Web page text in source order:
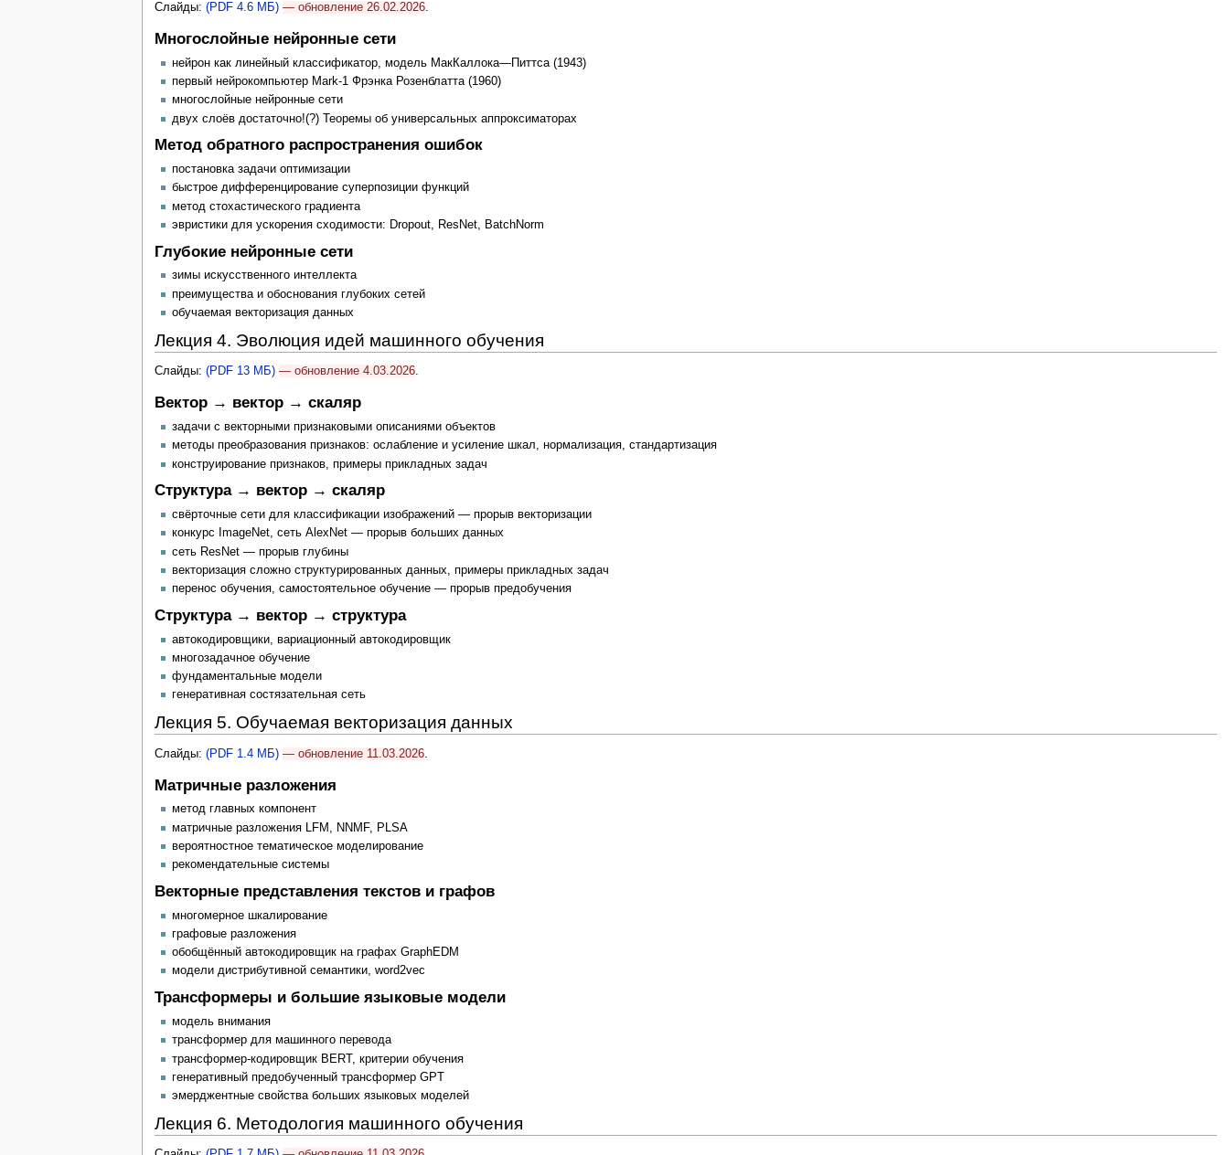
Слайды: (PDF 4.6 МБ) — обновление 26.02.2026.
Многослойные нейронные сети
нейрон как линейный классификатор, модель МакКаллока—Питтса (1943)
первый нейрокомпьютер Mark-1 Фрэнка Розенблатта (1960)
многослойные нейронные сети
двух слоёв достаточно!(?) Теоремы об универсальных аппроксиматорах
Метод обратного распространения ошибок
постановка задачи оптимизации
быстрое дифференцирование суперпозиции функций
метод стохастического градиента
эвристики для ускорения сходимости: Dropout, ResNet, BatchNorm
Глубокие нейронные сети
зимы искусственного интеллекта
преимущества и обоснования глубоких сетей
обучаемая векторизация данных
Лекция 4. Эволюция идей машинного обучения
Слайды: (PDF 13 МБ) — обновление 4.03.2026.
Вектор → вектор → скаляр
задачи с векторными признаковыми описаниями объектов
методы преобразования признаков: ослабление и усиление шкал, нормализация, стандартизация
конструирование признаков, примеры прикладных задач
Структура → вектор → скаляр
свёрточные сети для классификации изображений — прорыв векторизации
конкурс ImageNet, сеть AlexNet — прорыв больших данных
сеть ResNet — прорыв глубины
векторизация сложно структурированных данных, примеры прикладных задач
перенос обучения, самостоятельное обучение — прорыв предобучения
Структура → вектор → структура
автокодировщики, вариационный автокодировщик
многозадачное обучение
фундаментальные модели
генеративная состязательная сеть
Лекция 5. Обучаемая векторизация данных
Слайды: (PDF 1.4 МБ) — обновление 11.03.2026.
Матричные разложения
метод главных компонент
матричные разложения LFM, NNMF, PLSA
вероятностное тематическое моделирование
рекомендательные системы
Векторные представления текстов и графов
многомерное шкалирование
графовые разложения
обобщённый автокодировщик на графах GraphEDM
модели дистрибутивной семантики, word2vec
Трансформеры и большие языковые модели
модель внимания
трансформер для машинного перевода
трансформер-кодировщик BERT, критерии обучения
генеративный предобученный трансформер GPT
эмерджентные свойства больших языковых моделей
Лекция 6. Методология машинного обучения